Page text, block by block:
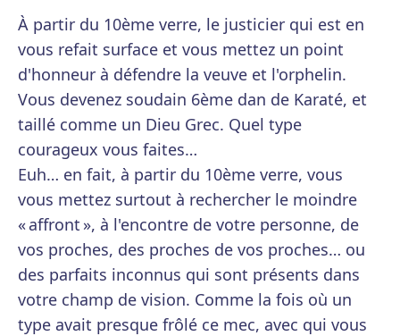
À partir du 10ème verre, le justicier qui est en
vous refait surface et vous mettez un point
d'honneur à défendre la veuve et l'orphelin.
Vous devenez soudain 6ème dan de Karaté, et
taillé comme un Dieu Grec. Quel type
courageux vous faites…
Euh… en fait, à partir du 10ème verre, vous
vous mettez surtout à rechercher le moindre
« affront », à l'encontre de votre personne, de
vos proches, des proches de vos proches… ou
des parfaits inconnus qui sont présents dans
votre champ de vision. Comme la fois où un
type avait presque frôlé ce mec, avec qui vous